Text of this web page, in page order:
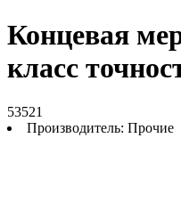
Концевая
класс
53521
Производитель: Прочие